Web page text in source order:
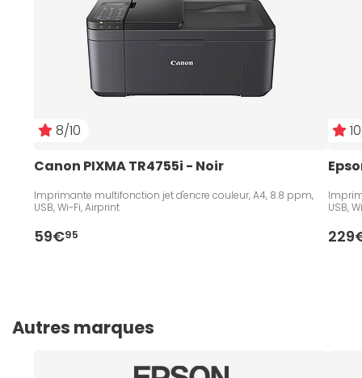
8/10
Canon PIXMA TR4755i - Noir
Imprimante multifonction jet d'encre couleur, A4, 8.8 ppm,
USB, Wi-Fi, Airprint
59€95
USB,
Autres marques